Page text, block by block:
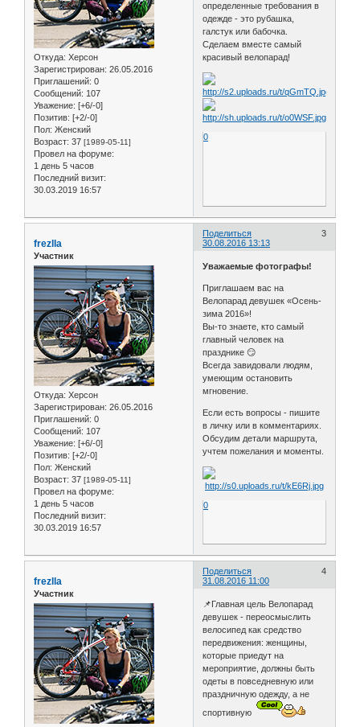
Откуда: Херсон
Зарегистрирован: 26.05.2016
Приглашений: 0
Сообщений: 107
Уважение: [+6/-0]
Позитив: [+2/-0]
Пол: Женский
Возраст: 37 [1989-05-11]
Провел на форуме:
1 день 5 часов
Последний визит:
30.03.2019 16:57
определенные требования в
одежде - это рубашка,
галстук или бабочка.
Сделаем вместе самый
красивый велопарад!
0
Поделиться
3
30.08.2016 13:13
frezlla
Участник
Откуда: Херсон
Зарегистрирован: 26.05.2016
Приглашений: 0
Сообщений: 107
Уважение: [+6/-0]
Позитив: [+2/-0]
Пол: Женский
Возраст: 37 [1989-05-11]
Провел на форуме:
1 день 5 часов
Последний визит:
30.03.2019 16:57
Уважаемые фотографы!
Приглашаем вас на
Велопарад девушек «Осень-
зима 2016»!
Вы-то знаете, кто самый
главный человек на
празднике 😏
Всегда завидовали людям,
умеющим остановить
мгновение.
Если есть вопросы - пишите
в личку или в комментариях.
Обсудим детали маршрута,
учтем пожелания и моменты.
0
Поделиться
4
31.08.2016 11:00
frezlla
Участник
📌Главная цель Велопарад
девушек - переосмыслить
велосипед как средство
передвижения: женщины,
которые приедут на
мероприятие, должны быть
одеты в повседневную или
праздничную одежду, а не
спортивную